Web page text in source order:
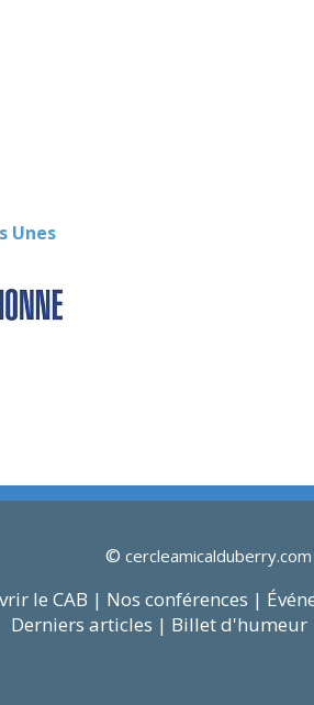
Unes
©
le CAB | Nos conférences |
Derniers articles | Billet d'humeur